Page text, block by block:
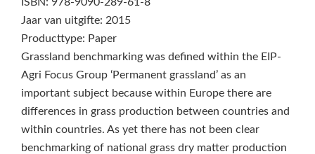
Jaar van uitgifte: 2015
Producttype: Paper
Grassland benchmarking was defined within the EIP-
Agri Focus Group ‘Permanent grassland’ as an
important subject because within Europe there are
differences in grass production between countries and
within countries. As yet there has not been clear
benchmarking of national grass dry matter production